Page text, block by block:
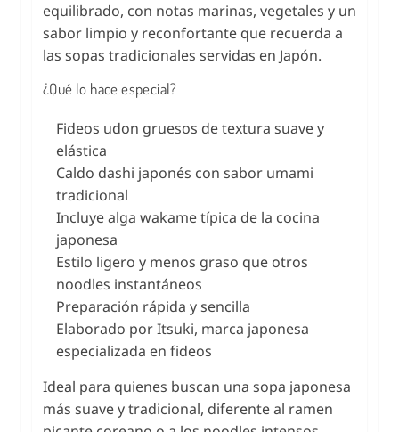
equilibrado, con notas marinas, vegetales y un
sabor limpio y reconfortante que recuerda a
las sopas tradicionales servidas en Japón.
¿Qué lo hace especial?
Fideos udon gruesos de textura suave y
elástica
Caldo dashi japonés con sabor umami
tradicional
Incluye alga wakame típica de la cocina
japonesa
Estilo ligero y menos graso que otros
noodles instantáneos
Preparación rápida y sencilla
Elaborado por Itsuki, marca japonesa
especializada en fideos
Ideal para quienes buscan una sopa japonesa
más suave y tradicional, diferente al ramen